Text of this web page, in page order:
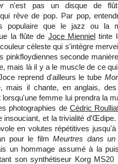
n'est pas un disque de
rêve de pop. Par pop,
populaire que le jazz ou la
la flûte de Joce Mienniel tinte
céleste qui s'intègre
pinkfloydiennes seconde
mais là il y a le muscle de ce
reprend d'ailleurs le tube
mais il chante, en anglais,
femme lui prendra la
photographies de Cédric
insouciant, et la trivialité
en volutes répétitives
pour le filmMeurtres dans un
un hommage assumé à la
son synthétiseur Korg